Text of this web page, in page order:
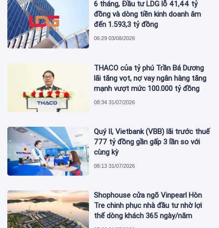
6 tháng, Đầu tư LDG lỗ 41,44 tỷ
đồng và dòng tiền kinh doanh âm
đến 1.593,3 tỷ đồng
06:29 03/08/2026
THACO của tỷ phú Trần Bá Dương
lãi tăng vọt, nợ vay ngân hàng tăng
mạnh vượt mức 100.000 tỷ đồng
08:34 31/07/2026
Quý II, Vietbank (VBB) lãi trước thuế
777 tỷ đồng gần gấp 3 lần so với
cùng kỳ
08:13 31/07/2026
Shophouse cửa ngõ Vinpearl Hòn
Tre chinh phục nhà đầu tư nhờ lợi
thế dòng khách 365 ngày/năm